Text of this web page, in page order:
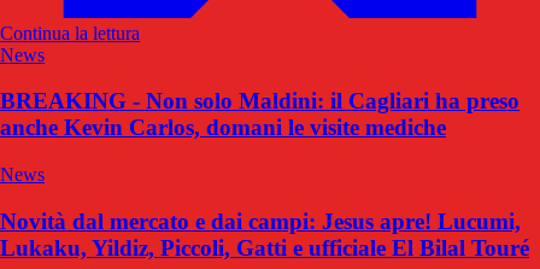
Continua la lettura
News
BREAKING - Non solo Maldini: il Cagliari ha preso
anche Kevin Carlos, domani le visite mediche
News
Novità dal mercato e dai campi: Jesus apre! Lucumi,
Lukaku, Yildiz, Piccoli, Gatti e ufficiale El Bilal Touré